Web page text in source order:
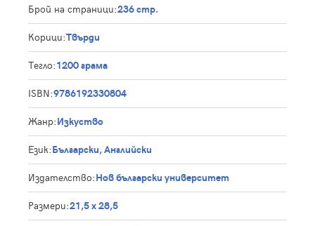
Брой на страници:236 стр.
Корици:Твърди
Тегло:1200 грама
ISBN:9786192330804
Жанр:Изкуство
Език:Български, Английски
Издателство:Нов български университет
Размери:21,5 х 28,5